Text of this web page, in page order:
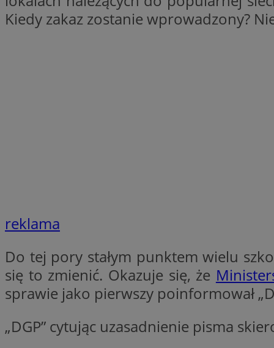
Kiedy zakaz zostanie wprowadzony?
reklama
Do tej pory stałym punktem wielu
się to zmienić. Okazuje się, że
sprawie jako pierwszy poinformował
„DGP” cytując uzasadnienie pisma
QeSessID
__cf_bm